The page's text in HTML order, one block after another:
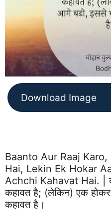
Download Image
Baanto Aur Raaj
Hai, Lekin Ek Hokar
Achchi Kahavat Hai. |
कहावत है; (लेकिन) एक
कहावत है।